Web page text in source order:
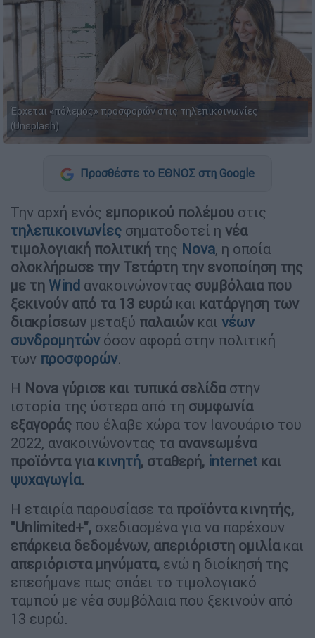
Έρχεται «πόλεμος» προσφορών στις τηλεπικοινωνίες
(Unsplash)
Προσθέστε το ΕΘΝΟΣ στη Google
Την αρχή ενός εμπορικού πολέμου στις
τηλεπικοινωνίες σηματοδοτεί η νέα
τιμολογιακή πολιτική της Nova, η οποία
ολοκλήρωσε την Τετάρτη την ενοποίηση της
με τη Wind ανακοινώνοντας συμβόλαια που
ξεκινούν από τα 13 ευρώ και κατάργηση των
διακρίσεων μεταξύ παλαιών και νέων
συνδρομητώνόσον αφορά στην πολιτική
των προσφορών.
Η Nova γύρισε και τυπικά σελίδαστην
ιστορία της ύστερα από τη συμφωνία
εξαγοράς που έλαβε χώρα τον Ιανουάριο του
2022, ανακοινώνοντας τα ανανεωμένα
προϊόντα γιακινητή, σταθερή, internet και
ψυχαγωγία.
Η εταιρία παρουσίασε τα προϊόντα κινητής,
"Unlimited+", σχεδιασμένα για να παρέχουν
επάρκεια δεδομένων, απεριόριστη ομιλίακαι
απεριόριστα μηνύματα, ενώ η διοίκησή της
επεσήμανε πως σπάει το τιμολογιακό
ταμπού με νέα συμβόλαια που ξεκινούν από
13 ευρώ.